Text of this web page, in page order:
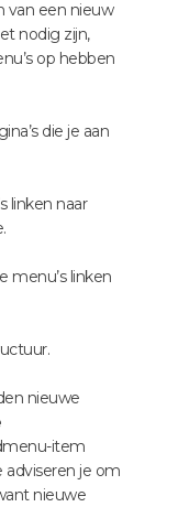
van een nieuw
nodig zijn,
op hebben
die je aan
linken naar
menu’s linken
nieuwe
item
je om
nieuwe